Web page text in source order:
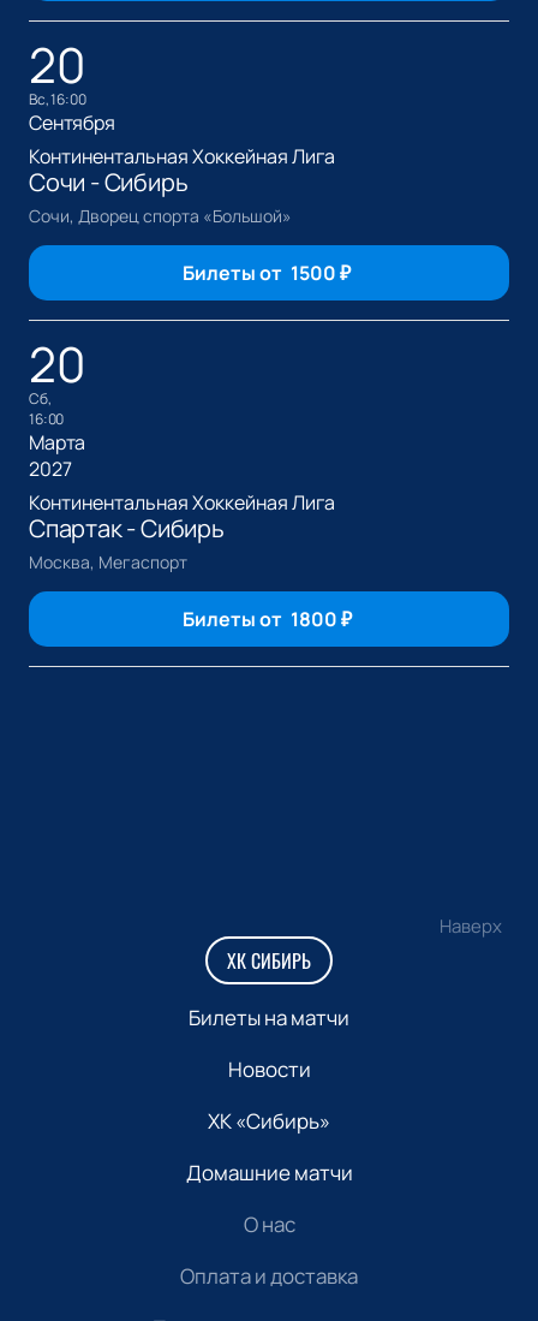
20
вс, 16:00
Сентября
Континентальная Хоккейная Лига
Сочи - Сибирь
Сочи, Дворец спорта «Большой»
Билеты от 1500₽
20
сб,
16:00
Марта
2027
Континентальная Хоккейная Лига
Спартак - Сибирь
Москва, Мегаспорт
Билеты от 1800₽
Наверх
ХК СИБИРЬ
Билеты на матчи
Новости
ХК «Сибирь»
Домашние матчи
О нас
Оплата и доставка